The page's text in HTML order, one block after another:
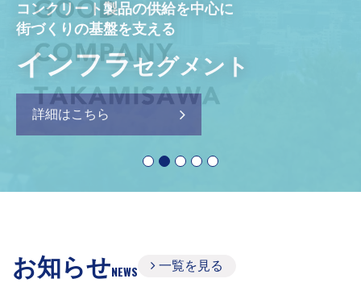
コンクリート製品の供給を中心に
街づくりの基盤を支える
インフラセグメント
詳細はこちら
カーライフサポートを中心に
灯油・燃料の供給も行う
エネルギーセグメント
詳細はこちら
安全・安心で、笑顔があふれる
「食」を目指す
フードセグメント
詳細はこちら
皆さまの暮らしや夢を支える
エステートセグメント
詳細はこちら
お知らせNEWS 一覧を見る